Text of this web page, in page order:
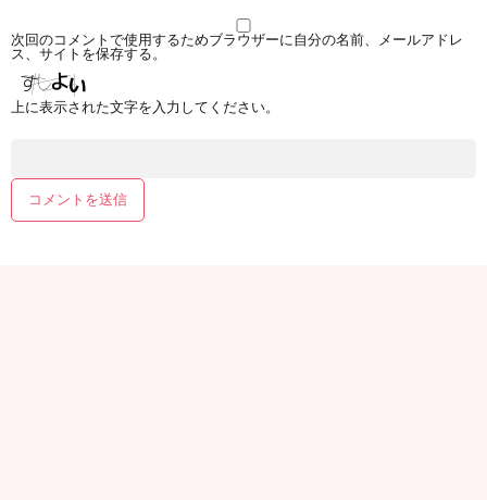
次回のコメントで使用するためブラウザーに自分の名前、メールアドレ
ス、サイトを保存する。
上に表示された文字を入力してください。